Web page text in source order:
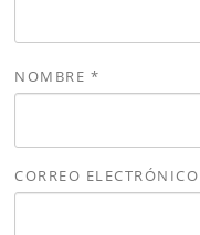
NOMBRE *
CORREO ELECTRÓNICO